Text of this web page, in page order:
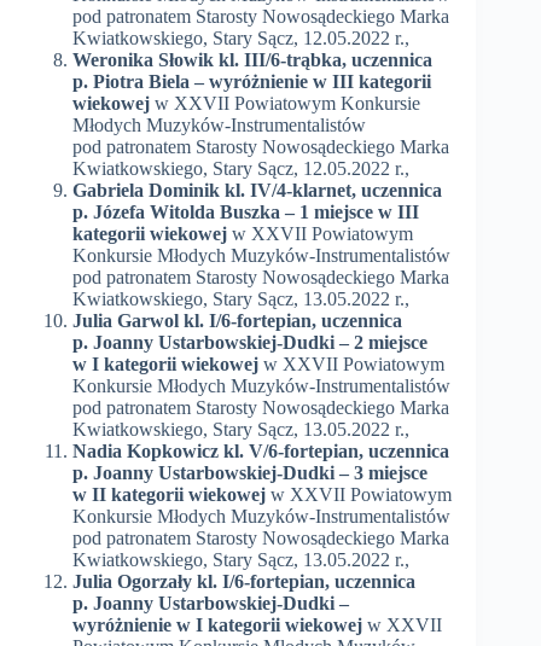
pod patronatem Starosty Nowosądeckiego Marka
Kwiatkowskiego, Stary Sącz, 12.05.2022 r.,
Weronika Słowik kl. III/6-trąbka, uczennica
p. Piotra Biela – wyróżnienie w III kategorii
wiekowej w XXVII Powiatowym Konkursie
Młodych Muzyków-Instrumentalistów
pod patronatem Starosty Nowosądeckiego Marka
Kwiatkowskiego, Stary Sącz, 12.05.2022 r.,
Gabriela Dominik kl. IV/4-klarnet, uczennica
p. Józefa Witolda Buszka – 1 miejsce w III
kategorii wiekowej w XXVII Powiatowym
Konkursie Młodych Muzyków-Instrumentalistów
pod patronatem Starosty Nowosądeckiego Marka
Kwiatkowskiego, Stary Sącz, 13.05.2022 r.,
Julia Garwol kl. I/6-fortepian, uczennica
p. Joanny Ustarbowskiej-Dudki – 2 miejsce
w I kategorii wiekowej w XXVII Powiatowym
Konkursie Młodych Muzyków-Instrumentalistów
pod patronatem Starosty Nowosądeckiego Marka
Kwiatkowskiego, Stary Sącz, 13.05.2022 r.,
Nadia Kopkowicz kl. V/6-fortepian, uczennica
p. Joanny Ustarbowskiej-Dudki – 3 miejsce
w II kategorii wiekowej w XXVII Powiatowym
Konkursie Młodych Muzyków-Instrumentalistów
pod patronatem Starosty Nowosądeckiego Marka
Kwiatkowskiego, Stary Sącz, 13.05.2022 r.,
Julia Ogorzały kl. I/6-fortepian, uczennica
p. Joanny Ustarbowskiej-Dudki –
wyróżnienie w I kategorii wiekowej w XXVII